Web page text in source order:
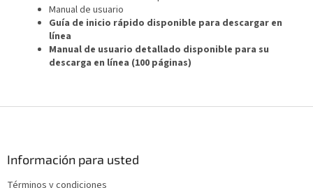
Manual de usuario
Guía de inicio rápido disponible para descargar en
línea
Manual de usuario detallado disponible para su
descarga en línea (100 páginas)
Información para usted
Términos y condiciones